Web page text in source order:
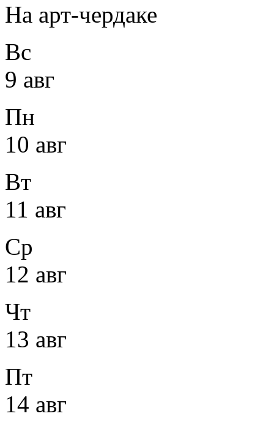
На арт-чердаке
Вс
9 авг
Пн
10 авг
Вт
11 авг
Ср
12 авг
Чт
13 авг
Пт
14 авг